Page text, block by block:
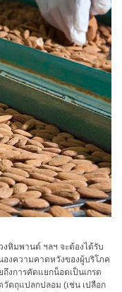
หิมพานต์ ฯลฯ จะต้องได้รับ
งความคาดหวังของผู้บริโภค
งการคัดแยกน็อตเป็นเกรด
วัตถุแปลกปลอม (เช่น เปลือก